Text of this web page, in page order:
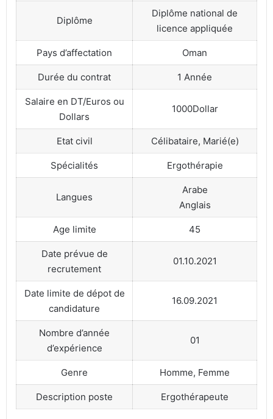
Diplôme
Diplôme national de
licence appliquée
Pays d’affectation Oman
Durée du contrat 1 Année
Salaire en DT/Euros ou
Dollars
1000Dollar
Etat civil Célibataire, Marié(e)
Spécialités Ergothérapie
Langues
Arabe
Anglais
Age limite 45
Date prévue de
recrutement
01.10.2021
Date limite de dépot de
candidature
16.09.2021
Nombre d’année
d’expérience
01
Genre Homme, Femme
Description poste Ergothérapeute